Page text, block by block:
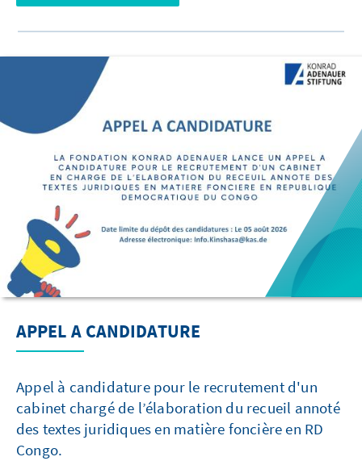
APPEL A CANDIDATURE
Appel à candidature pour le recrutement d'un
cabinet chargé de l’élaboration du recueil annoté
des textes juridiques en matière foncière en RD
Congo.